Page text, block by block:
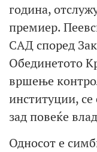
година,
премиер.
САД според
Обединетото
вршење
институции, се
зад повеќе
Односот е